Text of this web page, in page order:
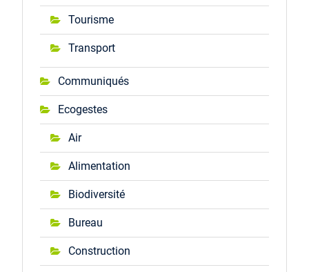
Tourisme
Transport
Communiqués
Ecogestes
Air
Alimentation
Biodiversité
Bureau
Construction